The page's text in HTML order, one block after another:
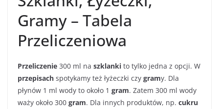
Gramy – Tabela
Przeliczeniowa
Przeliczenie 300 ml na szklanki to tylko jedna z opcji. W
przepisach spotykamy też łyżeczki czy gramy. Dla
płynów 1 ml wody to około 1 gram. Zatem 300 ml wody
waży około 300 gram. Dla innych produktów, np. cukru